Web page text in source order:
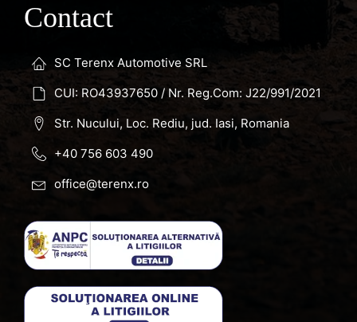
Contact
SC Terenx Automotive SRL
CUI: RO43937650 / Nr. Reg.Com: J22/991/2021
Str. Nucului, Loc. Rediu, jud. Iasi, Romania
+40 756 603 490
office@terenx.ro